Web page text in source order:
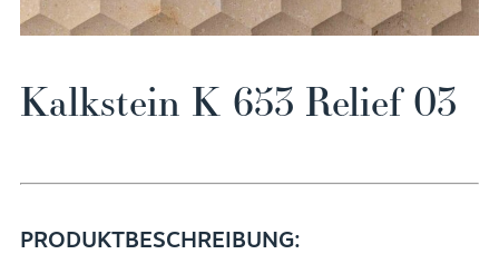
Kalkstein K 653 Relief 03
PRODUKTBESCHREIBUNG:
DE